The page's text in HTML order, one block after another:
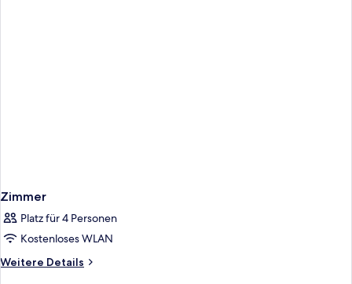
Zimmer
Platz für 4 Personen
Kostenloses WLAN
Weitere Details
Weitere